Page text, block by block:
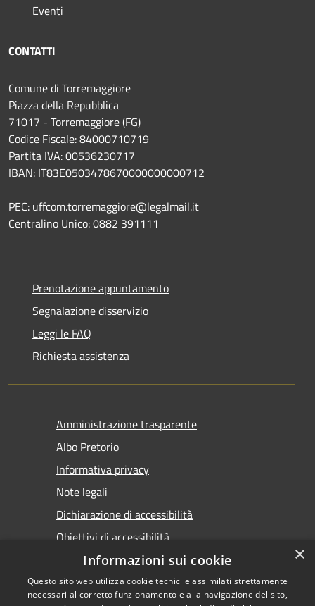
Eventi
CONTATTI
Comune di Torremaggiore
Piazza della Repubblica
71017 - Torremaggiore (FG)
Codice Fiscale: 84000710719
Partita IVA: 00536230717
IBAN: IT83E0503478670000000000712
PEC: uffcom.torremaggiore@legalmail.it
Centralino Unico: 0882 391111
Prenotazione appuntamento
Segnalazione disservizio
Leggi le FAQ
Richiesta assistenza
Amministrazione trasparente
Albo Pretorio
Informativa privacy
Note legali
Dichiarazione di accessibilità
Obiettivi di accessibilità
×
Informazioni sui cookie
Questo sito web utilizza cookie tecnici e assimilati strettamente
necessari al corretto funzionamento e alla navigazione del sito,
Premi Escape per chiudere